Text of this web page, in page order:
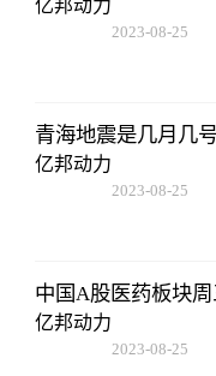
亿邦动力
2023-08-25
青海地震是几月几
亿邦动力
2023-08-25
中国A股医药板块
亿邦动力
2023-08-25